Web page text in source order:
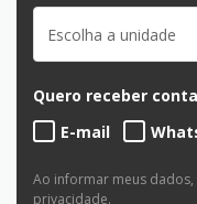
Escolha a unidade
Quero receber
E-mail
Ao informar meus
privacidade.